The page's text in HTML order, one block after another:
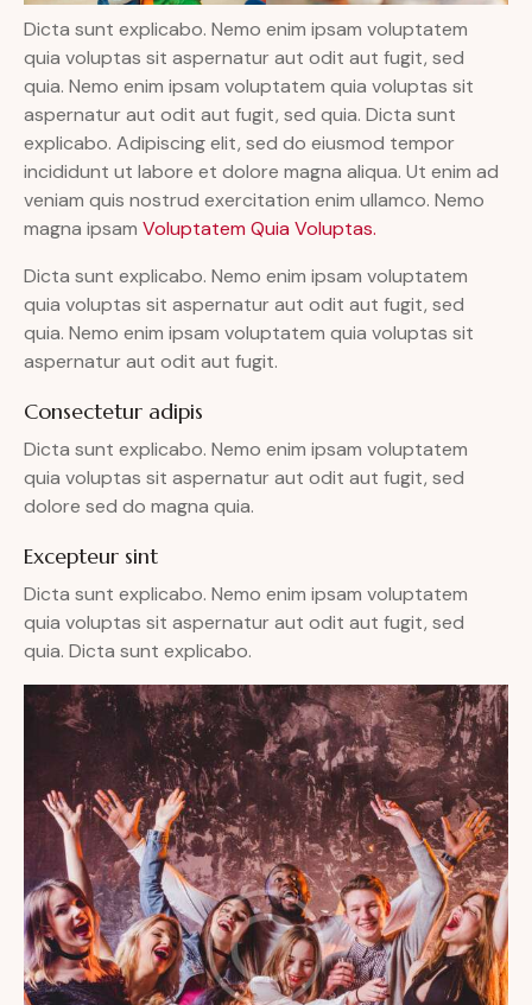
Dicta sunt explicabo. Nemo enim ipsam voluptatem
quia voluptas sit aspernatur aut odit aut fugit, sed
quia. Nemo enim ipsam voluptatem quia voluptas sit
aspernatur aut odit aut fugit, sed quia. Dicta sunt
explicabo. Adipiscing elit, sed do eiusmod tempor
incididunt ut labore et dolore magna aliqua. Ut enim ad
veniam quis nostrud exercitation enim ullamco. Nemo
magna ipsam Voluptatem Quia Voluptas.
Dicta sunt explicabo. Nemo enim ipsam voluptatem
quia voluptas sit aspernatur aut odit aut fugit, sed
quia. Nemo enim ipsam voluptatem quia voluptas sit
aspernatur aut odit aut fugit.
Consectetur adipis
Dicta sunt explicabo. Nemo enim ipsam voluptatem
quia voluptas sit aspernatur aut odit aut fugit, sed
dolore sed do magna quia.
Excepteur sint
Dicta sunt explicabo. Nemo enim ipsam voluptatem
quia voluptas sit aspernatur aut odit aut fugit, sed
quia. Dicta sunt explicabo.